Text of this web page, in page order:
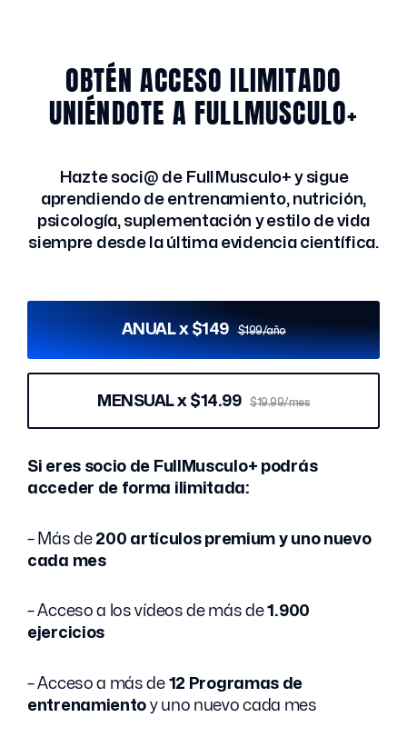
OBTÉN ACCESO ILIMITADO
UNIÉNDOTE A FULLMUSCULO+
Hazte soci@ de FullMusculo+ y sigue
aprendiendo de entrenamiento, nutrición,
psicología, suplementación y estilo de vida
siempre desde la última evidencia científica.
ANUAL x $149 $199/año
MENSUAL x $14.99 $19.99/mes
Si eres socio de FullMusculo+ podrás
acceder de forma ilimitada:
– Más de 200 artículos premium y uno nuevo
cada mes
– Acceso a los vídeos de más de1.900
ejercicios
– Acceso a más de 12 Programas de
entrenamiento y uno nuevo cada mes